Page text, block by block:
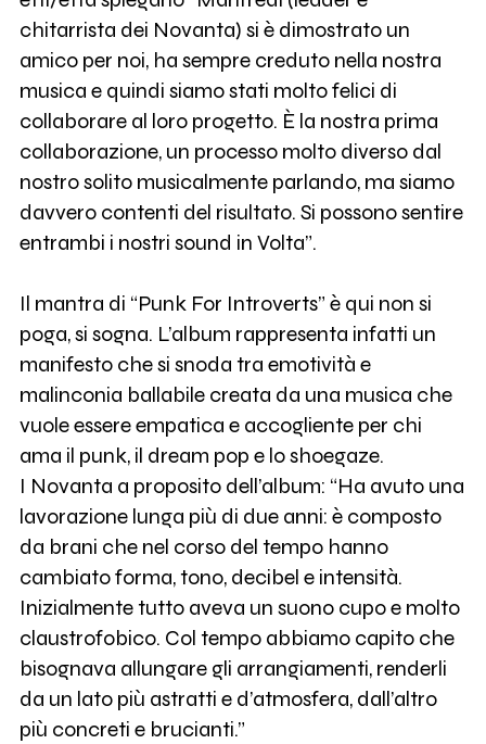
chitarrista dei Novanta) si è dimostrato un
amico per noi, ha sempre creduto nella nostra
musica e quindi siamo stati molto felici di
collaborare al loro progetto. È la nostra prima
collaborazione, un processo molto diverso dal
nostro solito musicalmente parlando, ma siamo
davvero contenti del risultato. Si possono sentire
entrambi i nostri sound in Volta”.
Il mantra di “Punk For Introverts” è qui non si
poga, si sogna. L’album rappresenta infatti un
manifesto che si snoda tra emotività e
malinconia ballabile creata da una musica che
vuole essere empatica e accogliente per chi
ama il punk, il dream pop e lo shoegaze.
I Novanta a proposito dell’album: “Ha avuto una
lavorazione lunga più di due anni: è composto
da brani che nel corso del tempo hanno
cambiato forma, tono, decibel e intensità.
Inizialmente tutto aveva un suono cupo e molto
claustrofobico. Col tempo abbiamo capito che
bisognava allungare gli arrangiamenti, renderli
da un lato più astratti e d’atmosfera, dall’altro
più concreti e brucianti.”